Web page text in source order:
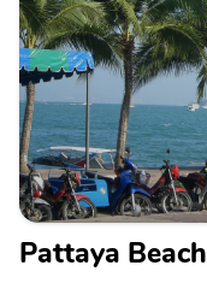
Pattaya Beach